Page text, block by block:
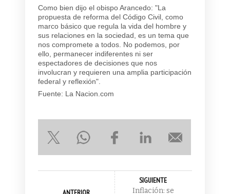
Como bien dijo el obispo Arancedo: "La
propuesta de reforma del Código Civil, como
marco básico que regula la vida del hombre y
sus relaciones en la sociedad, es un tema que
nos compromete a todos. No podemos, por
ello, permanecer indiferentes ni ser
espectadores de decisiones que nos
involucran y requieren una amplia participación
federal y reflexión".
Fuente: La Nacion.com
SIGUIENTE
Inflación: se